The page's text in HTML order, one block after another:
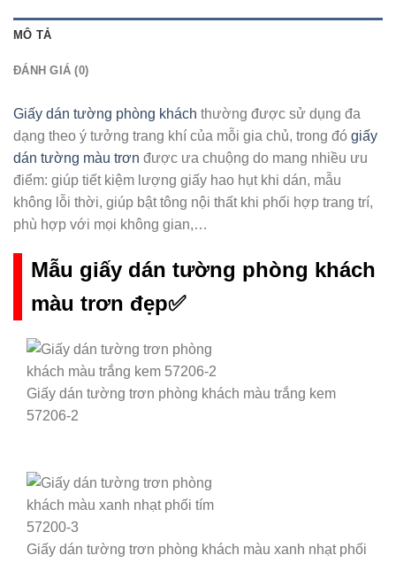
MÔ TẢ
ĐÁNH GIÁ (0)
Giấy dán tường phòng khách thường được sử dụng đa
dạng theo ý tưởng trang khí của mỗi gia chủ, trong đó giấy
dán tường màu trơn được ưa chuộng do mang nhiều ưu
điểm: giúp tiết kiệm lượng giấy hao hụt khi dán, mẫu
không lỗi thời, giúp bật tông nội thất khi phối hợp trang trí,
phù hợp với mọi không gian,…
Mẫu giấy dán tường phòng khách
màu trơn đẹp✅
Giấy dán tường trơn phòng khách màu trắng kem
57206-2
Giấy dán tường trơn phòng khách màu xanh nhạt phối